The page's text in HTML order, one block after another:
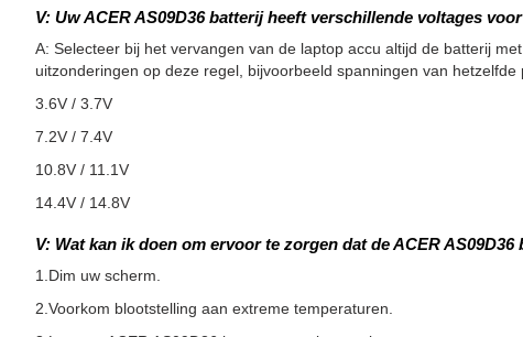
V: Uw ACER AS09D36 batterij heeft verschillende voltages
A: Selecteer bij het vervangen van de laptop accu altijd de batterij
uitzonderingen op deze regel, bijvoorbeeld spanningen van
3.6V / 3.7V
7.2V / 7.4V
10.8V / 11.1V
14.4V / 14.8V
V: Wat kan ik doen om ervoor te zorgen dat de ACER
1.Dim uw scherm.
2.Voorkom blootstelling aan extreme temperaturen.